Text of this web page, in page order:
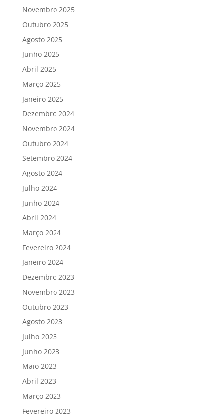
Novembro 2025
Outubro 2025
Agosto 2025
Junho 2025
Abril 2025
Março 2025
Janeiro 2025
Dezembro 2024
Novembro 2024
Outubro 2024
Setembro 2024
Agosto 2024
Julho 2024
Junho 2024
Abril 2024
Março 2024
Fevereiro 2024
Janeiro 2024
Dezembro 2023
Novembro 2023
Outubro 2023
Agosto 2023
Julho 2023
Junho 2023
Maio 2023
Abril 2023
Março 2023
Fevereiro 2023